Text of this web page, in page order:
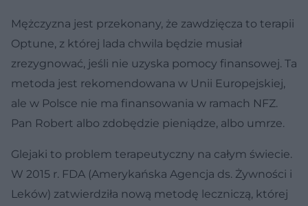
Mężczyzna jest przekonany, że zawdzięcza to terapii
Optune, z której lada chwila będzie musiał
zrezygnować, jeśli nie uzyska pomocy finansowej. Ta
metoda jest rekomendowana w Unii Europejskiej,
ale w Polsce nie ma finansowania w ramach NFZ.
Pan Robert albo zdobędzie pieniądze, albo umrze.
Glejaki to problem terapeutyczny na całym świecie.
W 2015 r. FDA (Amerykańska Agencja ds. Żywności i
Leków) zatwierdziła nową metodę leczniczą, której